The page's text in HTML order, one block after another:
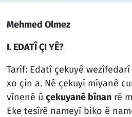
Mehmed Olmez
I. EDATÎ ÇI YÊ?
Tarîf: Edatî çekuyê
xo çin a. Nê çekuyî mîyanê
vînenê û çekuyanê bînanrê
Eke tesîrê nameyî biko ê